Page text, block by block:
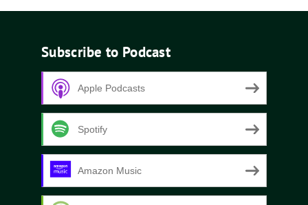
Subscribe to Podcast
Apple Podcasts
Spotify
Amazon Music